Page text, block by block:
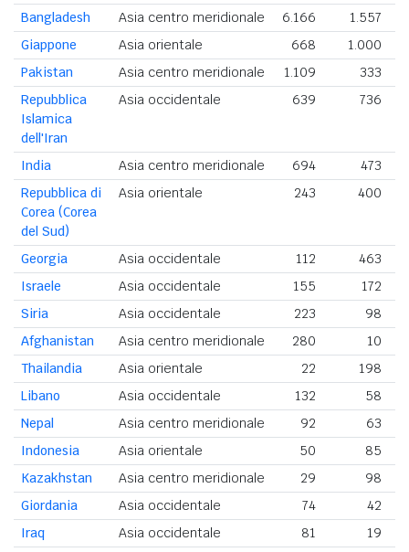
Bangladesh Asia centro meridionale 6.166 1.557
Giappone
Asia orientale 668 1.000
Pakistan
Asia centro meridionale 1.109 333
Repubblica
Islamica
dell'Iran
Asia occidentale 639 736
India Asia centro meridionale 694 473
Repubblica di
Corea (Corea
del Sud)
Asia orientale 243 400
Georgia Asia occidentale 112
463
Israele
Asia occidentale 155
172
Siria
Asia occidentale 223
98
Afghanistan
Asia centro meridionale 280
10
Thailandia
Asia orientale 22
198
Libano
Asia occidentale 132
58
Nepal
Asia centro meridionale 92
63
Indonesia
Asia orientale 50
85
Kazakhstan
Asia centro meridionale 29
98
Giordania
Asia occidentale 74
42
Iraq
Asia occidentale 81 19